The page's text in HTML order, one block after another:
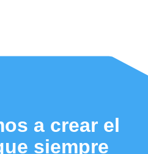
a crear el
siempre